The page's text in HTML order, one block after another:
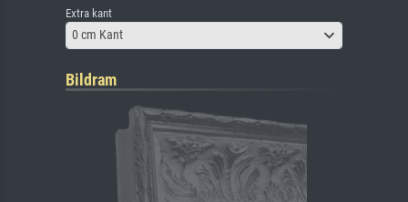
Extra kant
0 cm Kant
Bildram